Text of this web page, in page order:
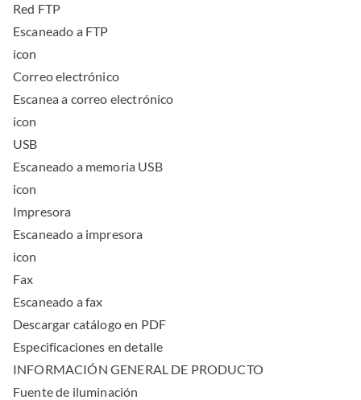
Red FTP
Escaneado a FTP
icon
Correo electrónico
Escanea a correo electrónico
icon
USB
Escaneado a memoria USB
icon
Impresora
Escaneado a impresora
icon
Fax
Escaneado a fax
Descargar catálogo en PDF
Especificaciones en detalle
INFORMACIÓN GENERAL DE PRODUCTO
Fuente de iluminación